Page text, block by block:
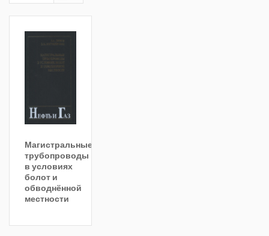
Магистральные
трубопроводы
в условиях
болот и
обводнённой
местности